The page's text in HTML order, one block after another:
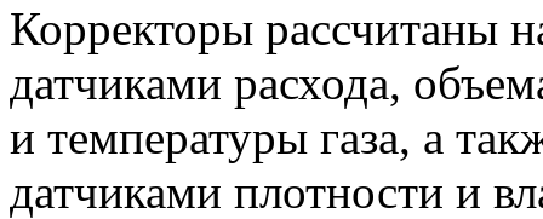
Корректоры рассчитаны
датчиками расхода,
и температуры газа, а
датчиками плотности и